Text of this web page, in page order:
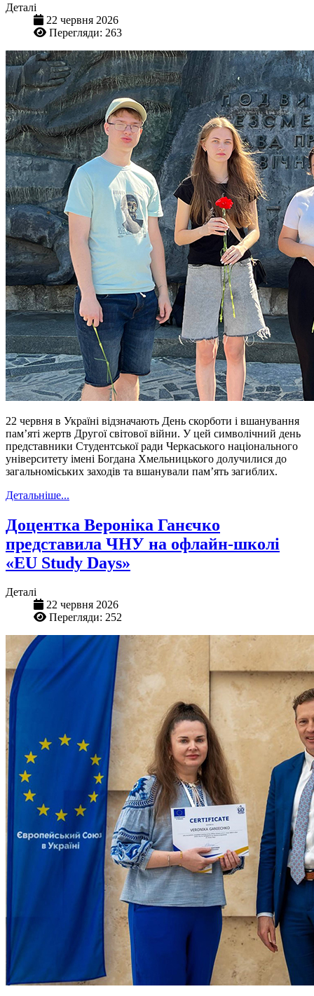
Деталі
22 червня 2026
Перегляди: 263
22 червня в Україні відзначають День скорботи і вшанування
пам’яті жертв Другої світової війни. У цей символічний день
представники Студентської ради Черкаського національного
університету імені Богдана Хмельницького долучилися до
загальноміських заходів та вшанували пам’ять загиблих.
Детальніше...
Доцентка Вероніка Ганєчко
представила ЧНУ на офлайн-школі
«EU Study Days»
Деталі
22 червня 2026
Перегляди: 252